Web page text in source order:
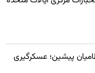
پیشین؛ عسکرگیری